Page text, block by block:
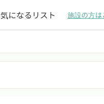
気になるリスト 施設の方は